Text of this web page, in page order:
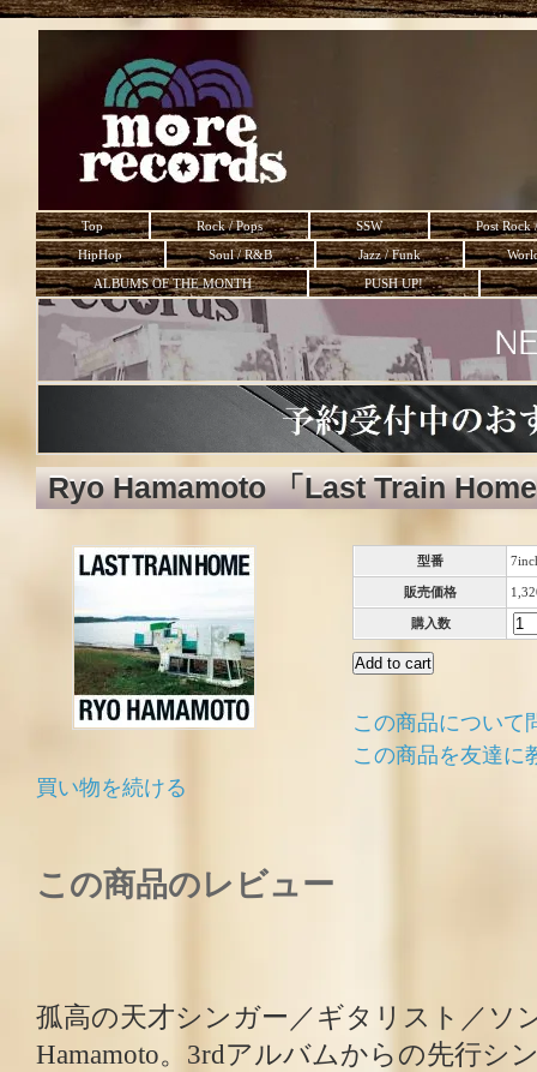
Top Rock / Pops SSW
Post Rock
HipHop
Soul / R&B Jazz / Funk
ALBUMS OF THE MONTH
PUSH UP!
Ryo Hamamoto 「Last Train
型番
販売価格
購入数
この商品について
この商品を友達に
買い物を続ける
この商品のレビュー
孤高の天才シンガー／ギタリスト／ソ
Hamamoto。3rdアルバムからの先行シ